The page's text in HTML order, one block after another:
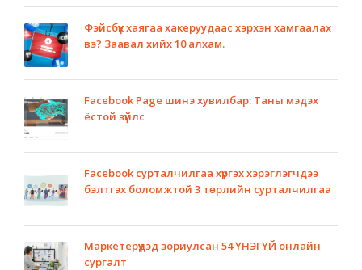
Фэйсбүүк хаягаа хакеруудаас хэрхэн хамгаалах
вэ? Заавал хийх 10 алхам.
Facebook Page шинэ хувилбар: Таны мэдэх
ёстой зүйлс
Facebook сурталчилгаа хүргэх хэрэглэгчдээ
бэлтгэх боломжтой 3 төрлийн сурталчилгаа
Маркетерүүдэд зориулсан 54 ҮНЭГҮЙ онлайн
сургалт